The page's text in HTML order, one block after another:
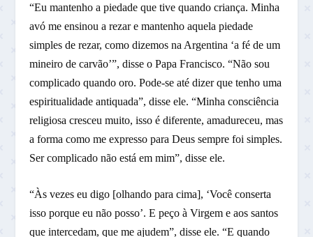
“Eu mantenho a piedade que tive quando criança. Minha
avó me ensinou a rezar e mantenho aquela piedade
simples de rezar, como dizemos na Argentina ‘a fé de um
mineiro de carvão’”, disse o Papa Francisco. “Não sou
complicado quando oro. Pode-se até dizer que tenho uma
espiritualidade antiquada”, disse ele. “Minha consciência
religiosa cresceu muito, isso é diferente, amadureceu, mas
a forma como me expresso para Deus sempre foi simples.
Ser complicado não está em mim”, disse ele.
“Às vezes eu digo [olhando para cima], ‘Você conserta
isso porque eu não posso’. E peço à Virgem e aos santos
que intercedam, que me ajudem”, disse ele. “E quando